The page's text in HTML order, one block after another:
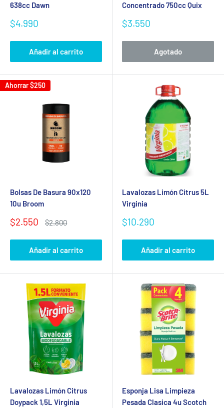
638cc Dawn
Precio
venta
$4.990
Añadir al carrito
Concentrado 750cc Quix
Precio
venta
$3.550
Agotado
Ahorrar$250
Bolsas De Basura 90x120
10u Broom
Precio
venta
$2.550
Precio
$2.800
Añadir al carrito
Lavalozas Limón Citrus 5L
Virginia
Precio
venta
$10.290
Añadir al carrito
Lavalozas Limón Citrus
Doypack 1,5L Virginia
Esponja Lisa Limpieza
Pesada Clasica 4u Scotch